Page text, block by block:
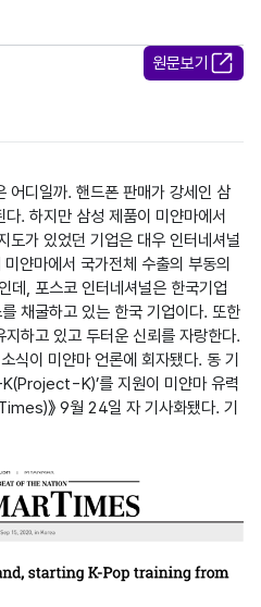
원문보기
어디일까. 핸드폰 판매가 강세인 삼
. 하지만 삼성 제품이 미얀마에서
도가 있었던 기업은 대우 인터네셔널
얀마에서 국가전체 수출의 부동의
데, 포스코 인터네셔널은 한국기업
채굴하고 있는 한국 기업이다. 또한
하고 있고 두터운 신뢰를 자랑한다.
식이 미얀마 언론에 회자됐다. 동 기
K(Project-K)’를 지원이 미얀마 유력
》 9월 24일 자 기사화됐다. 기